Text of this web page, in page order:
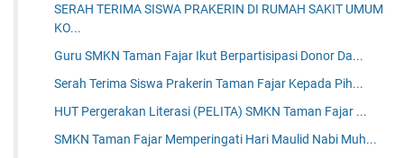
SERAH TERIMA SISWA PRAKERIN DI RUMAH SAKIT UMUM
KO...
Guru SMKN Taman Fajar Ikut Berpartisipasi Donor Da...
Serah Terima Siswa Prakerin Taman Fajar Kepada Pih...
HUT Pergerakan Literasi (PELITA) SMKN Taman Fajar ...
SMKN Taman Fajar Memperingati Hari Maulid Nabi Muh...